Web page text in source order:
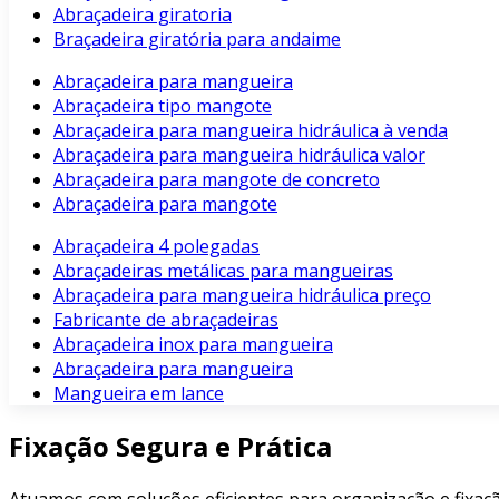
Abraçadeira giratoria
Braçadeira giratória para andaime
Abraçadeira para mangueira
Abraçadeira tipo mangote
Abraçadeira para mangueira hidráulica à venda
Abraçadeira para mangueira hidráulica valor
Abraçadeira para mangote de concreto
Abraçadeira para mangote
Abraçadeira 4 polegadas
Abraçadeiras metálicas para mangueiras
Abraçadeira para mangueira hidráulica preço
Fabricante de abraçadeiras
Abraçadeira inox para mangueira
Abraçadeira para mangueira
Mangueira em lance
Fixação Segura e Prática